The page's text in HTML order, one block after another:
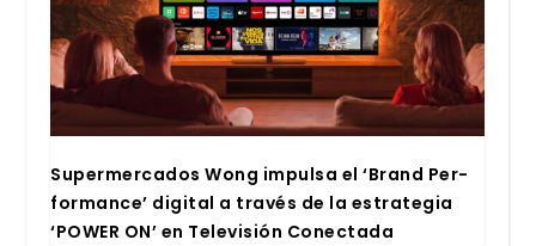
Super­mer­ca­dos Wong impul­sa el ‘Brand Per­
for­man­ce’ digi­tal a tra­vés de la estra­te­gia
‘POWER ON’ en Tele­vi­sión Conec­ta­da